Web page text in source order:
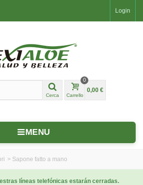
Login
Cerca Carrello
0
0,00 €
MENU
> Sapone fatto a mano
líneas telefónicas estarán cerradas.